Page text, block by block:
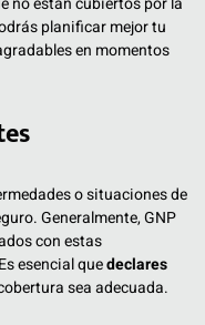
planificar mejor tu
en momentos
o situaciones de
Generalmente, GNP
con estas
esencial quedeclares
sea adecuada.